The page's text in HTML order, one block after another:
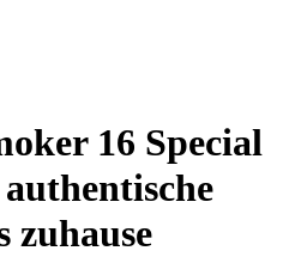
16 Special
zuhause